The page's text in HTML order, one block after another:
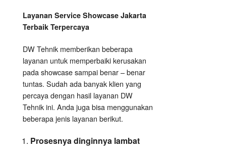
Layanan Service Showcase Jakarta
Terbaik Terpercaya
DW Tehnik memberikan beberapa
layanan untuk memperbaiki kerusakan
pada showcase sampai benar – benar
tuntas. Sudah ada banyak klien yang
percaya dengan hasil layanan DW
Tehnik ini. Anda juga bisa menggunakan
beberapa jenis layanan berikut.
Prosesnya dinginnya lambat